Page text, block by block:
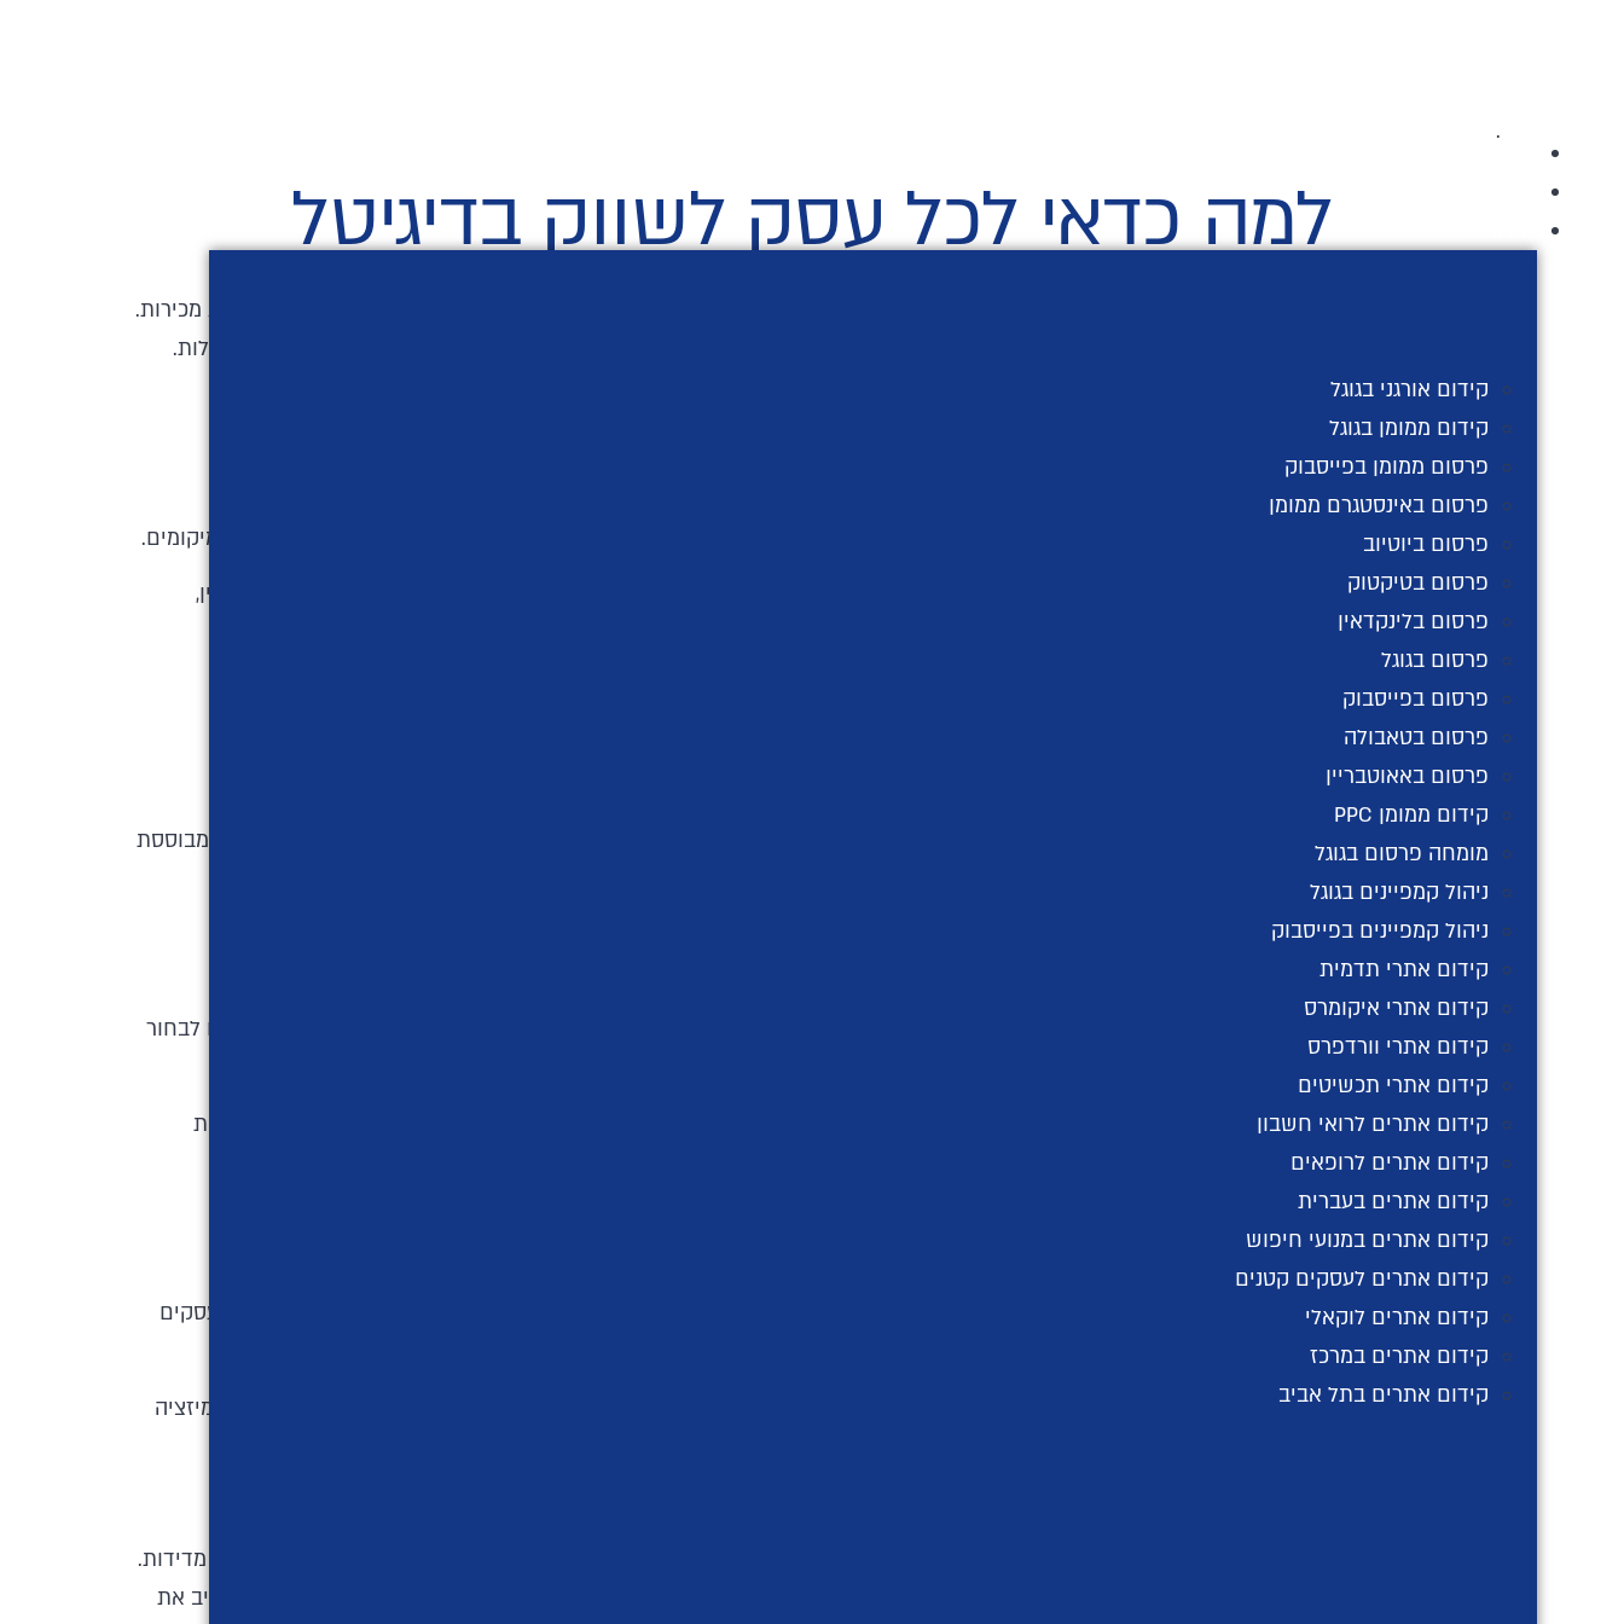
קידום אורגני בגוגל
קידום ממומן בגוגל
פרסום ממומן בפייסבוק
פרסום באינסטגרם ממומן
פרסום ביוטיוב
פרסום בטיקטוק
פרסום בלינקדאין
פרסום בגוגל
פרסום בפייסבוק
פרסום בטאבולה
פרסום באאוטבריין
קידום ממומן PPC
מומחה פרסום בגוגל
ניהול קמפיינים בגוגל
ניהול קמפיינים בפייסבוק
קידום אתרי תדמית
קידום אתרי איקומרס
קידום אתרי וורדפרס
קידום אתרי תכשיטים
קידום אתרים לרואי חשבון
קידום אתרים לרופאים
קידום אתרים בעברית
קידום אתרים במנועי חיפוש
קידום אתרים לעסקים קטנים
קידום אתרים לוקאלי
קידום אתרים במרכז
קידום אתרים בתל אביב
.
למה כדאי לכל עסק לשווק בדיגיטל
בעידן הדיגיטלי של היום, פלטפורמות המדיה החברתית הפכו לכלים רבי עוצמה עבור עסקים להתחבר לקהל היעד שלהם, לבנות מודעות למותג ולהניע מכירות.
פייסבוק למשל, כאחת מפלטפורמות המדיה החברתית הגדולות והפופולריות בעולם, מציעה שפע של יתרונות לעסקים המעוניינים להגיע ללקוחות ביעילות.
במאמר הקרוב נביא כמה סיבות משכנעות לכך שכל עסק צריך לשקול פרסום עם
טווח הגעה ומיקוד
עם מיליארדי משתמשים פעילים ברחבי העולם, פייסבוק מספקת לעסקים גישה לקהל עצום של לקוחות פוטנציאליים במגוון דמוגרפיות, תחומי עניין ומיקומים.
הפלטפורמה של פייסבוק מציעה אפשרויות מיקוד מתוחכמות, המאפשרות לעסקים להגיע לקהלים ספציפיים על סמך גורמים כמו גיל, מגדר, תחומי עניין,
התנהגויות, מיקום ועוד. מיקוד זה מבטיח שהמודעות יוצגו למשתמשים הרלוונטיים ביותר, מה שמגדיל את הסבירות להמרות.
פרסום חסכוני
פייסבוק הוא חסכוני, מה שהופך אותו לנגיש לעסקים בכל הגדלים, כולל סטארטאפים ועסקים קטנים עם תקציבי שיווק מוגבלים.
עסקים יכולים להגדיר את תקציב הפרסום שלהם ולהתאים אותו לפי הצורך כדי לשלוט בעלויות ולמקסם את ההחזר על ההשקעה. מערכת המודעות המבוססת
על מכירות פומביות של פייסבוק מבטיחה שעסקים משלמים רק על התוצאות שהם משיגים, כמו קליקים, הופעות או המרות.
פייסבוק מציעה מגוון רחב של פורמטים של מודעות, כולל מודעות תמונה, מודעות וידאו, מודעות קרוסלה, מודעות מצגות ועוד. מגוון זה מאפשר לעסקים לבחור
עסקים יכולים לשחרר את היצירתיות שלהם ולהתנסות עם קריאייטיבים שונים של מודעות, העברת הודעות מעניינות כדי למשוך משתמשים ולהגביר את
המודעות למותג. פלטפורמת המודעות של פייסבוק מספקת כלים ליצירת מודעות מושכות ויזואלית ואינטראקטיביות שמושכות את תשומת הלב.
כלי ניתוח וכלי מדידה
פייסבוק מספקת לעסקים ניתוח ומדדי ביצועים מקיפים כדי לעקוב אחר האפקטיביות של הפרסום. החל מהופעות וקליקים ועד המרות ותובנות קהל, עסקים
יכולים לגשת לנתונים בעלי ערך כדי לייעל את אסטרטגיות הפרסום שלהם.
על ידי ניתוח נתונים ומדדי ביצועים, עסקים יכולים לקבל החלטות מושכלות, לחדד את המיקוד שלהם, להתאים קריאייטיבים של מודעות ולבצע אופטימיזציה
בסופו של דבר, פייסבוק מציע לעסקים פלטפורמה רבת עוצמה להגיע לקהל עצום, למקד נתונים דמוגרפיים ספציפיים, לעודד מעורבות ולהשיג תוצאות מדידות.
על ידי מינוף כלי הפרסום המתקדמים של פייסבוק כמו פורמטים מגוונים של מודעות, יכולות ניתוח ועוד, עסקים יכולים לשפר את השיווק שלהם, להרחיב את